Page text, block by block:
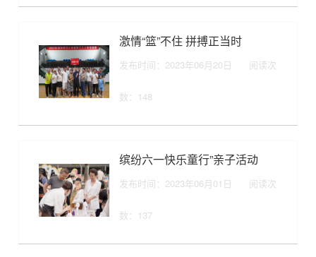
激情“篮”不住 拼搏正当时
发布时间：2023年06月20日 阅读次
数： 148
缤纷六一快乐童行”亲子活动
发布时间：2023年06月01日 阅读次
数： 137